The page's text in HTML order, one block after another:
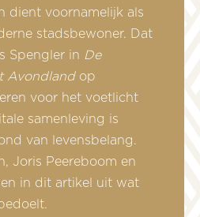
dient voornamelijk als
stadsbewoner. Dat
Spengler in De
Avondlandop
voor het voetlicht
samenleving is
van levensbelang.
Joris Peereboom en
in dit artikel uit wat